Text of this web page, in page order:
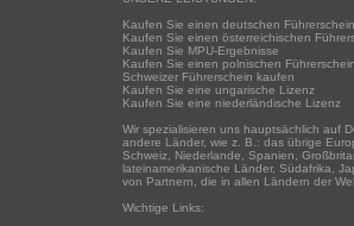
Kaufen Sie einen deutschen Führerschein
Kaufen Sie einen österreichischen
Kaufen Sie MPU-Ergebnisse
Kaufen Sie einen polnischen Führerschein
Schweizer Führerschein kaufen
Kaufen Sie eine ungarische Lizenz
Kaufen Sie eine niederländische Lizenz
Wir spezialisieren uns hauptsächlich auf
andere Länder, wie z. B.: das übrige
Schweiz, Niederlande, Spanien,
lateinamerikanische Länder, Südafrika,
von Partnern, die in allen Ländern der
Wichtige Links: